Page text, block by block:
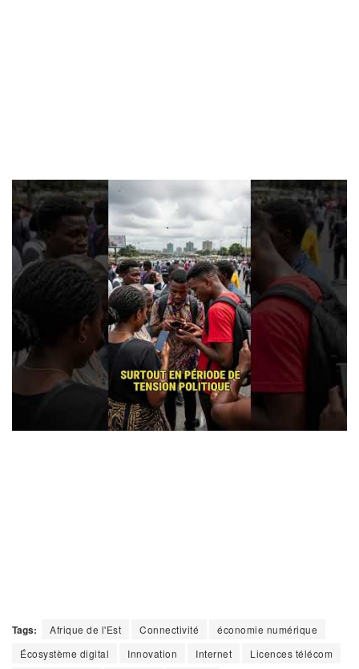
Tags: Afrique de l'Est Connectivité
économie numérique
Écosystème digital
Innovation Internet
Licences télécom